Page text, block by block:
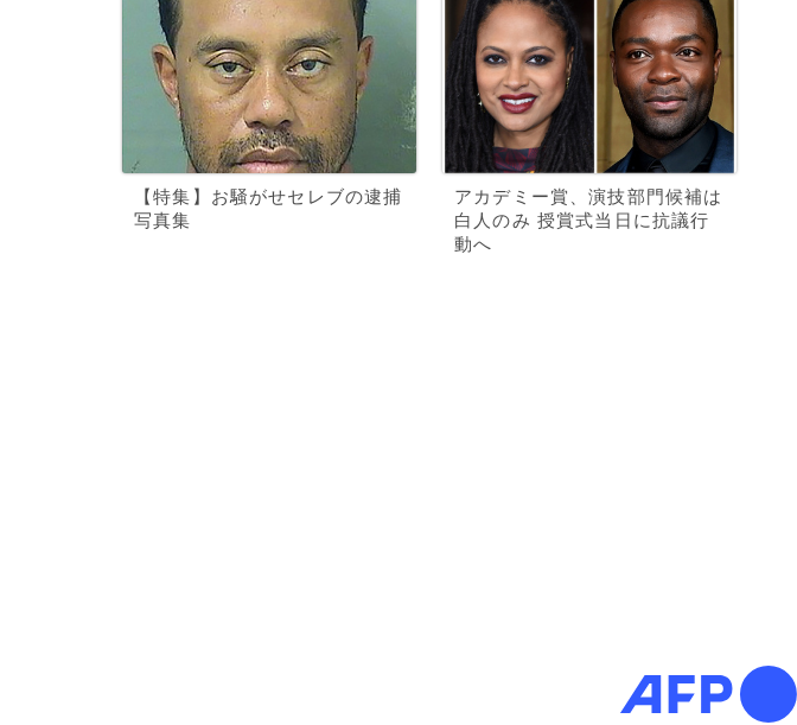
【特集】お騒がせセレブの逮捕
写真集
アカデミー賞、演技部門候補は
白人のみ 授賞式当日に抗議行
動へ